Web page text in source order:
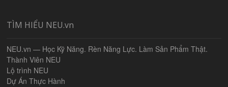
TÌM HIỂU NEU.vn
NEU.vn — Học Kỹ Năng. Rèn Năng Lực. Làm Sản Phẩm Thật.
Thành Viên NEU
Lộ trình NEU
Dự Án Thực Hành